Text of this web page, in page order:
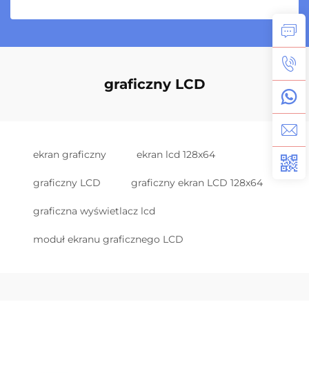
graficzny LCD
ekran graficzny ekran lcd 128x64
graficzny LCD graficzny ekran LCD 128x64
graficzna wyświetlacz lcd
moduł ekranu graficznego LCD